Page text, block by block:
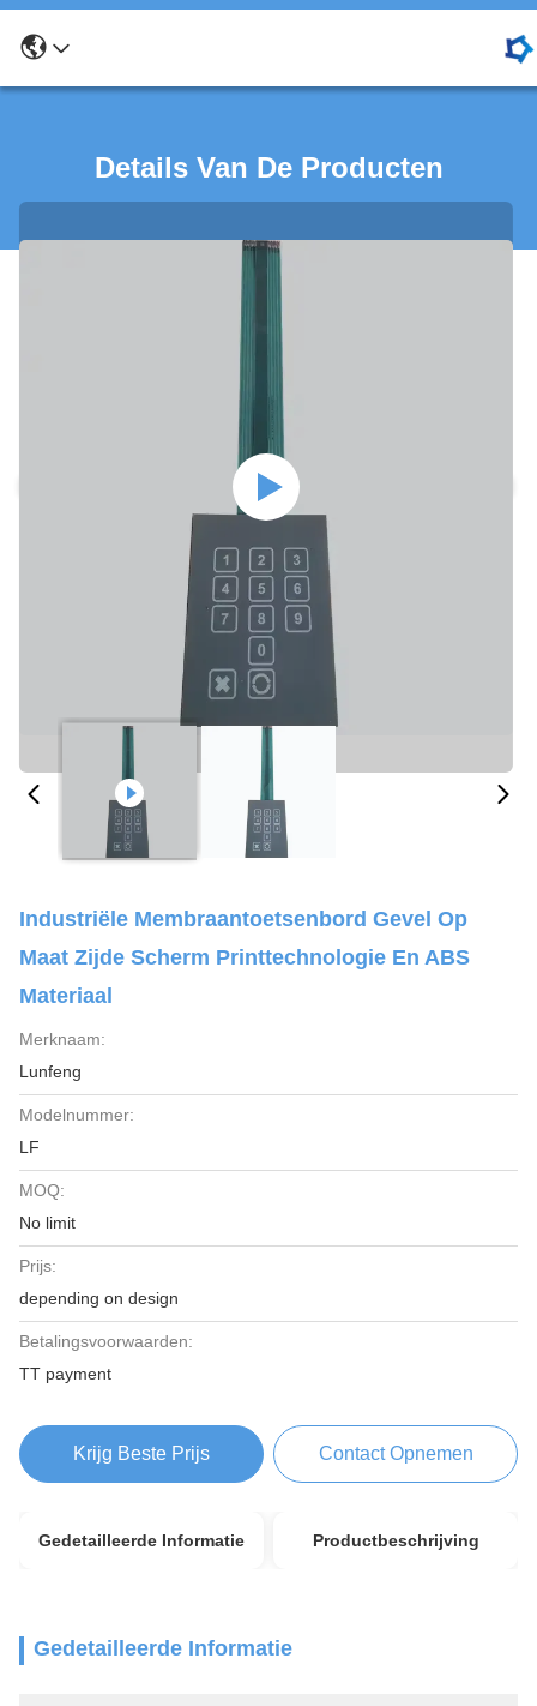
Details Van De Producten
Industriële Membraantoetsenbord Gevel Op
Maat Zijde Scherm Printtechnologie En ABS
Materiaal
Merknaam:
Lunfeng
Modelnummer:
LF
MOQ:
No limit
Prijs:
depending on design
Betalingsvoorwaarden:
TT payment
Krijg Beste Prijs Contact Opnemen
Gedetailleerde Informatie Productbeschrijving
Gedetailleerde Informatie